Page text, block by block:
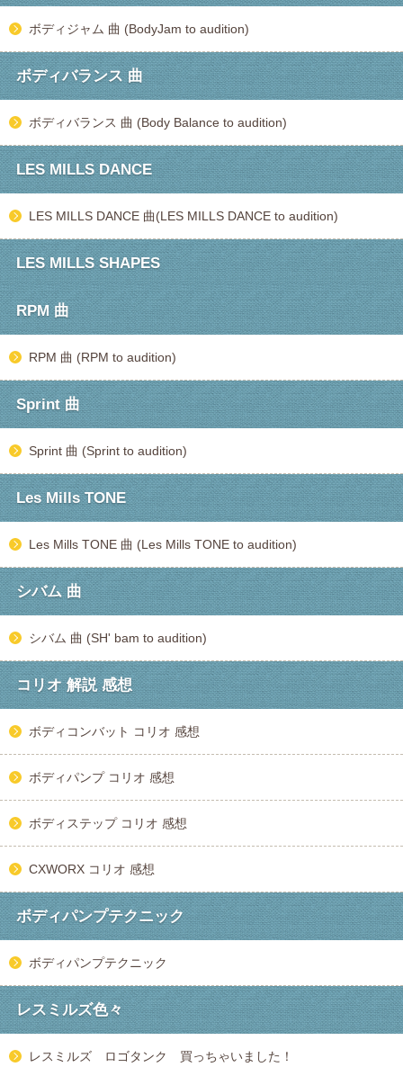
ボディジャム 曲 (BodyJam to audition)
ボディバランス 曲
ボディバランス 曲 (Body Balance to audition)
LES MILLS DANCE
LES MILLS DANCE 曲(LES MILLS DANCE to audition)
LES MILLS SHAPES
RPM 曲
RPM 曲 (RPM to audition)
Sprint 曲
Sprint 曲 (Sprint to audition)
Les Mills TONE
Les Mills TONE 曲 (Les Mills TONE to audition)
シバム 曲
シバム 曲 (SH' bam to audition)
コリオ 解説 感想
ボディコンバット コリオ 感想
ボディパンプ コリオ 感想
ボディステップ コリオ 感想
CXWORX コリオ 感想
ボディパンプテクニック
ボディパンプテクニック
レスミルズ色々
レスミルズ ロゴタンク 買っちゃいました！